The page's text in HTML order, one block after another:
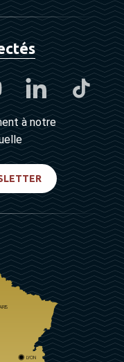
à notre
LYON